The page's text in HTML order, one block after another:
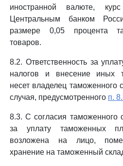
иностранной валюте,
Центральным банком
размере 0,05 процента
товаров.
8.2. Ответственность за
налогов и внесение иных
несет владелец таможенного
случая, предусмотренного п.
8.3. С согласия таможенного
за уплату таможенных
возложена на лицо,
хранение на таможенный